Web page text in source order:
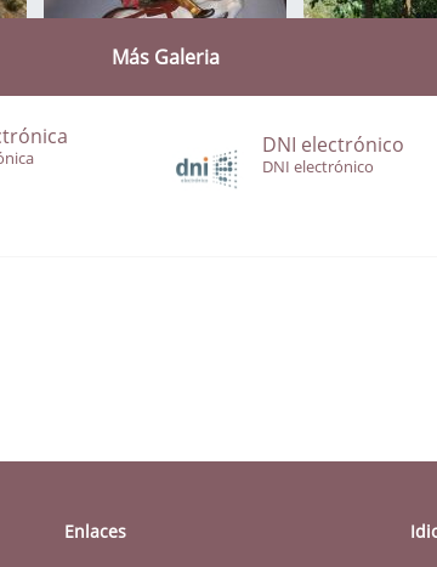
Más Galeria
DNI electrónico
DNI electrónico
Enlaces